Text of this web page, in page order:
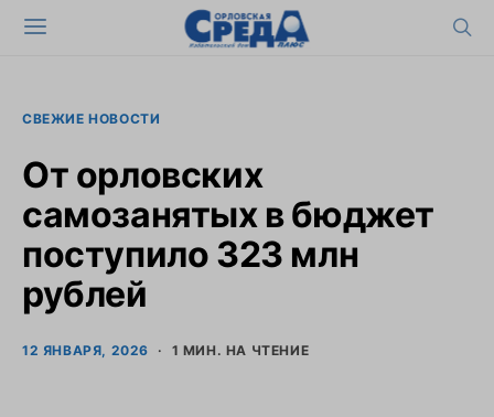
СВЕЖИЕ НОВОСТИ
От орловских
самозанятых в бюджет
поступило 323 млн
рублей
12 ЯНВАРЯ, 2026 1 МИН. НА ЧТЕНИЕ